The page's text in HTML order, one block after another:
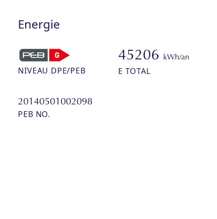
Energie
NIVEAU DPE/PEB
45206 kWh/an
E TOTAL
20140501002098
PEB NO.